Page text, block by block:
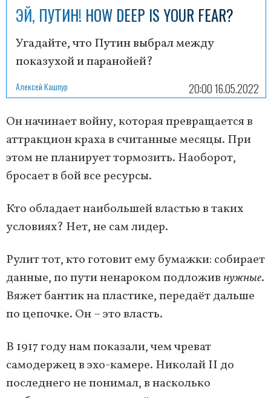
ЭЙ, ПУТИН! HOW DEEP IS YOUR FEAR?
Угадайте, что Путин выбрал между
показухой и паранойей?
Алексей Кашпур 20:00 16.05.2022
Он начинает войну, которая превращается в
аттракцион краха в считанные месяцы. При
этом не планирует тормозить. Наоборот,
бросает в бой все ресурсы.
Кто обладает наибольшей властью в таких
условиях? Нет, не сам лидер.
Рулит тот, кто готовит ему бумажки: собирает
данные, по пути ненароком подложив нужные.
Вяжет бантик на пластике, передаёт дальше
по цепочке. Он – это власть.
В 1917 году нам показали, чем чреват
самодержец в эхо-камере. Николай II до
последнего не понимал, в насколько